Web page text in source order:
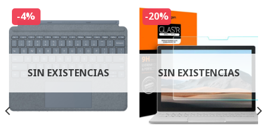
-4%
SIN EXISTENCIAS
-20%
SIN EXISTENCIAS